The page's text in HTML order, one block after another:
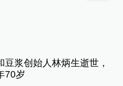
豆浆创始人林炳生逝世，
70岁